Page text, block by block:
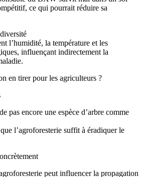
ce qui pourrait réduire sa
l’humidité, la température et les
influençant indirectement la
en tirer pour les agriculteurs ?
pas encore une espèce d’arbre comme
l’agroforesterie suffit à éradiquer le
peut influencer la propagation